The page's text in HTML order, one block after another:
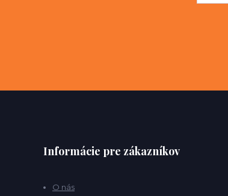
Informácie pre zákazníkov
O nás